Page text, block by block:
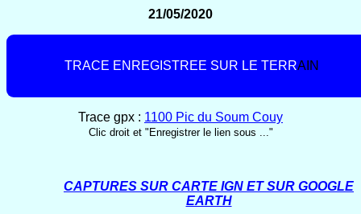
21/05/2020
TRACE EN REG STREE SUR LE TERRA N
Trace gpx : 1100 Pic du Soum Couy
Clic droit et "Enregistrer le lien sous ..."
CAPTURES SUR CARTE IGN ET SUR GOOGLE
EARTH